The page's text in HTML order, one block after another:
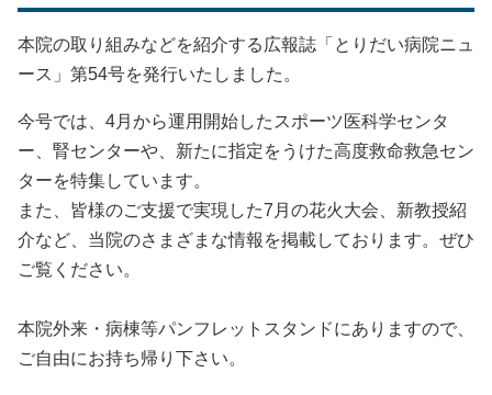
本院の取り組みなどを紹介する広報誌「とりだい病院ニュ
ース」第54号を発行いたしました。
今号では、4月から運用開始したスポーツ医科学センタ
ー、腎センターや、新たに指定をうけた高度救命救急セン
ターを特集しています。
また、皆様のご支援で実現した7月の花火大会、新教授紹
介など、当院のさまざまな情報を掲載しております。ぜひ
ご覧ください。
本院外来・病棟等パンフレットスタンドにありますので、
ご自由にお持ち帰り下さい。